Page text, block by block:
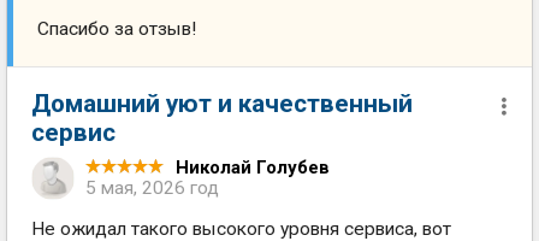
Спасибо за отзыв!
Домашний уют и качественный
сервис
Николай Голубев
5 мая, 2026 год
Не ожидал такого высокого уровня сервиса, вот